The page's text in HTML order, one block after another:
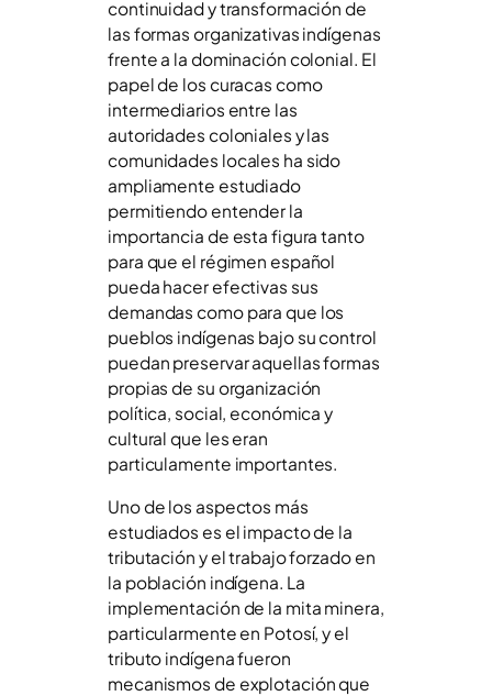
continuidad y transformación de
las formas organizativas indígenas
frente a la dominación colonial. El
papel de los curacas como
intermediarios entre las
autoridades coloniales y las
comunidades locales ha sido
ampliamente estudiado
permitiendo entender la
importancia de esta figura tanto
para que el régimen español
pueda hacer efectivas sus
demandas como para que los
pueblos indígenas bajo su control
puedan preservar aquellas formas
propias de su organización
política, social, económica y
cultural que les eran
particulamente importantes.
Uno de los aspectos más
estudiados es el impacto de la
tributación y el trabajo forzado en
la población indígena. La
implementación de la mita minera,
particularmente en Potosí, y el
tributo indígena fueron
mecanismos de explotación que